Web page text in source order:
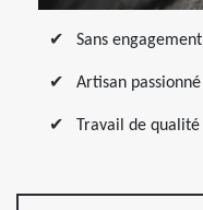
Sans engagement
Artisan passionné
Travail de qualité